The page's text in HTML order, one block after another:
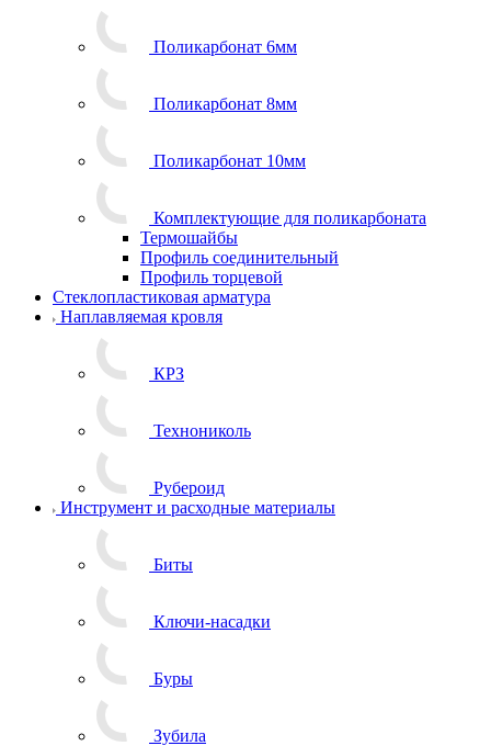
Поликарбонат 6мм
Поликарбонат 8мм
Поликарбонат 10мм
Комплектующие для поликарбоната
Термошайбы
Профиль соединительный
Профиль торцевой
Стеклопластиковая арматура
Наплавляемая кровля
КРЗ
Технониколь
Рубероид
Инструмент и расходные материалы
Биты
Ключи-насадки
Буры
Зубила